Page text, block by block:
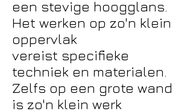
een stevige hoogglans.
Het werken op zo'n klein
oppervlak
vereist specifieke
techniek en materialen.
Zelfs op een grote wand
is zo'n klein werk